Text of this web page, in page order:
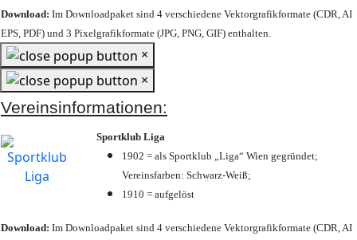
Download: Im Downloadpaket sind 4 verschiedene Vektorgrafikformate (CDR, AI
EPS, PDF) und 3 Pixelgrafikformate (JPG, PNG, GIF) enthalten.
×
×
Vereinsinformationen:
Sportklub Liga
1902 = als Sportklub „Liga“ Wien gegründet;
Vereinsfarben: Schwarz-Weiß;
1910 = aufgelöst
Download: Im Downloadpaket sind 4 verschiedene Vektorgrafikformate (CDR, AI